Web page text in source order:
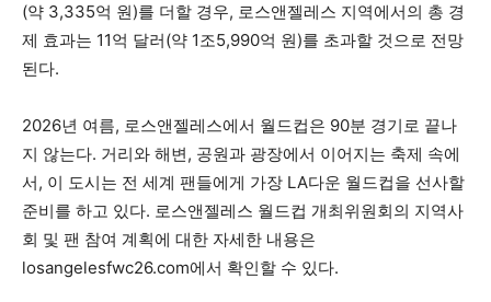
(약 3,335억 원)를 더할 경우, 로스앤젤레스 지역에서의 총 경
제 효과는 11억 달러(약 1조5,990억 원)를 초과할 것으로 전망
된다.
2026년 여름, 로스앤젤레스에서 월드컵은 90분 경기로 끝나
지 않는다. 거리와 해변, 공원과 광장에서 이어지는 축제 속에
서, 이 도시는 전 세계 팬들에게 가장 LA다운 월드컵을 선사할
준비를 하고 있다. 로스앤젤레스 월드컵 개최위원회의 지역사
회 및 팬 참여 계획에 대한 자세한 내용은
losangelesfwc26.com에서 확인할 수 있다.